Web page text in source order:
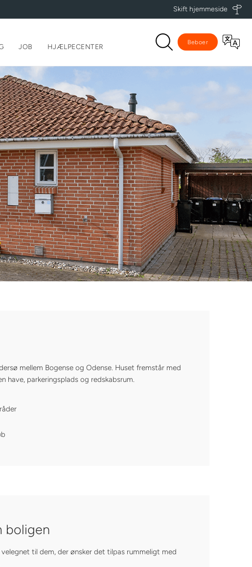
Skift hjemmeside
JOB HJÆLPECENTER
Beboer
mellem Bogense og Odense. Huset fremstår med
parkeringsplads og redskabsrum.
boligen
til dem, der ønsker det tilpas rummeligt med